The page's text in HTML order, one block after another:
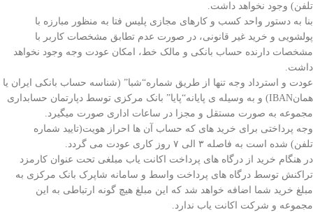
تلفن) وجود نخواهد داشت.
بنا به دستور واحد کسب و کارهای مجازی پلیس فتا به منظور مبارزه با
پولشویی و خرید غیر قانونی، در صورت عدم تطابق مشخصات کاربر با
مشخصات دارنده حساب بانکی و مالک خط، امکان عودت وجه وجود نخواهد
داشت.
عودت و استرداد وجه تنها از طریق شماره“شبا” (شناسه حساب بانکی ایران یا
همانIBAN) و به وسیله ی پایانه“پایا” بانک مرکزی توسط دپارتمان حسابداری
مجموعه به صورت مستقل و مجزا در ساعات اداری صورت میگیرد.
وجه پرداختی برای خرید های که حساب آن ها احراز هویت(تایید شماره
تلفن) شده است به فاصله ۳ الی ۷ روز کاری عودت می گردد.
در هنگام خرید از درگاه های پرداخت اکانت یاب مبلغی تحت عنوان کارمزد
تراکنش توسط درگاه های پرداخت واسط و سامانه شاپرک بانک مرکزی به
مبلغ خرید شما اضافه خواهد شد که این مبلغ هیچ گونه ارتباطی به این
مجموعه و شرکت اکانت یاب ندارد.